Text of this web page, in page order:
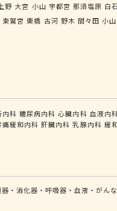
上野 大宮 小山 宇都宮 那須塩原 白
東鷲宮 栗橋 古河 野木 間々田 小山
内科 糖尿病内科 心臓内科 血液内
痛緩和内科 肝臓内科 乳腺内科 緩
消化器・呼吸器・血液・がん